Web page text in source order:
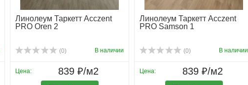
Линолеум Таркетт Acczent
PRO Oren 2
(0) В наличии
Цена: 839 ₽/м2
Линолеум Таркетт Acczent
PRO Samson 1
(0) В наличии
Цена: 839 ₽/м2